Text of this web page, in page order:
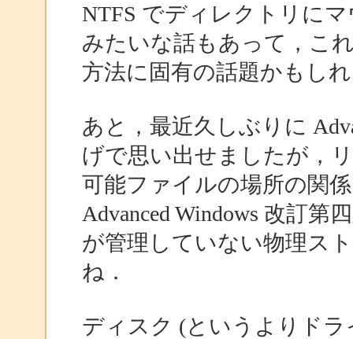
NTFS でディレクトリに
みたいな話もあって，こ
方法に固有の話題かもし
あと，最近久しぶりに
げで思い出せましたが，
可能ファイルの場所の関
Advanced Windows 改訂第
が管理していない物理ス
ね．
ディスク (というよりド